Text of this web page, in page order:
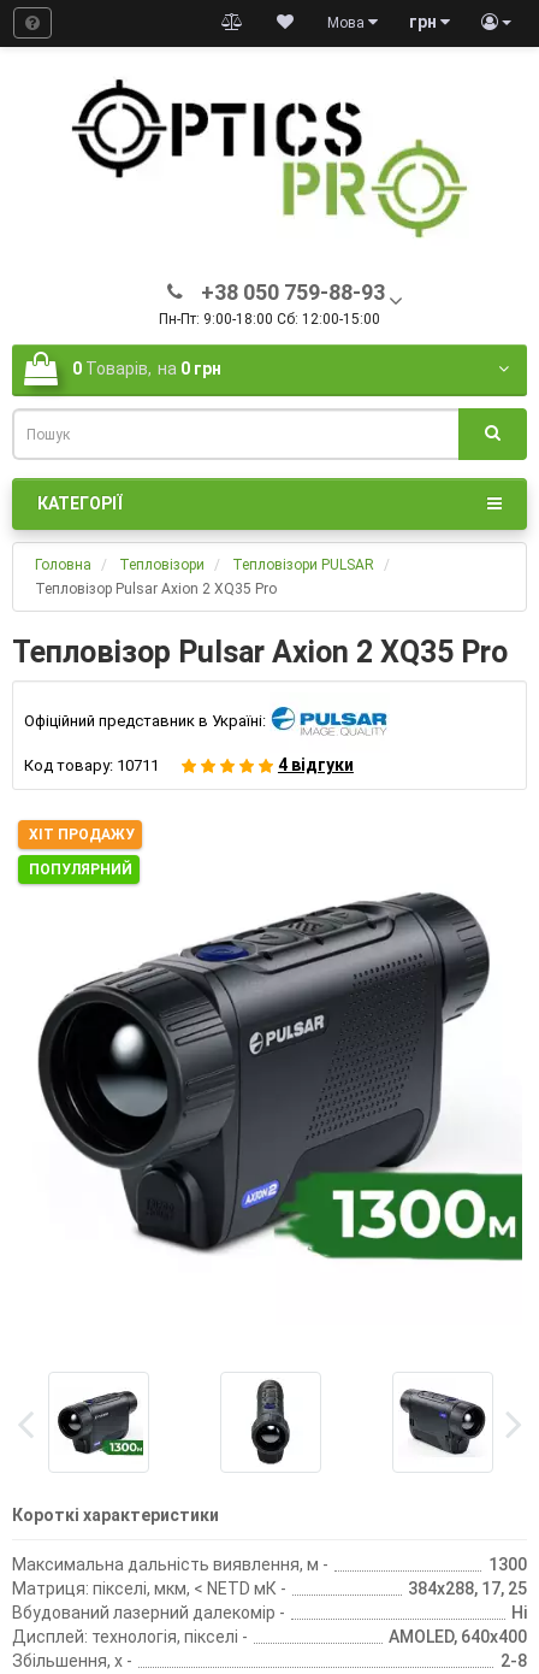
грн
Мова
+38 050 759-88-93
Пн-Пт: 9:00-18:00 Сб: 12:00-15:00
0 Товарів, на 0 грн
КАТЕГОРІЇ
Головна Тепловізори
Тепловізори PULSAR
Тепловізор Pulsar Axion 2 XQ35 Pro
Тепловізор Pulsar Axion 2 XQ35 Pro
Офіційний представник в Україні:
Код товару: 10711 4 відгуки
ХІТ ПРОДАЖУ
ПОПУЛЯРНИЙ
Короткі характеристики
Максимальна дальність виявлення, м -
1300
Матриця: пікселі, мкм, < NETD мК -
384х288, 17, 25
Вбудований лазерний далекомір -
Ні
Дисплей: технологія, пікселі -
AMOLED, 640х400
Збільшення, х -
2-8